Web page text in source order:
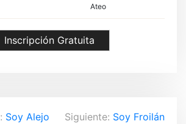
Ateo
Inscripción Gratuita
Soy Alejo
Siguiente: Soy Froilán